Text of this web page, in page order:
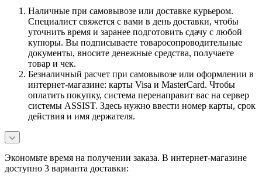
Наличные при самовывозе или доставке курьером.
Специалист свяжется с вами в день доставки, чтобы
уточнить время и заранее подготовить сдачу с любой
купюры. Вы подписываете товаросопроводительные
документы, вносите денежные средства, получаете
товар и чек.
Безналичный расчет при самовывозе или оформлении в
интернет-магазине: карты Visa и MasterCard. Чтобы
оплатить покупку, система перенаправит вас на сервер
системы ASSIST. Здесь нужно ввести номер карты, срок
действия и имя держателя.
Экономьте время на получении заказа. В интернет-магазине
доступно 3 варианта доставки: